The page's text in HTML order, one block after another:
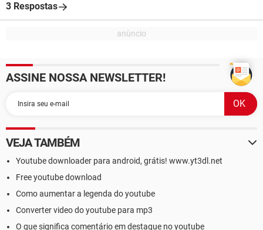
3 Respostas
ASSINE NOSSA NEWSLETTER!
VEJA TAMBÉM
Youtube downloader para android, grátis! www.yt3dl.net
Free youtube download
Como aumentar a legenda do youtube
Converter video do youtube para mp3
O que significa comentário em destaque no youtube